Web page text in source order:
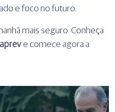
e foco no futuro.
mais seguro. Conheça
e comece agora a